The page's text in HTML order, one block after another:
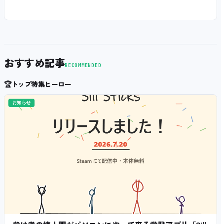
おすすめ記事RECOMMENDED
🏆トップ特集ヒーロー
お知らせ